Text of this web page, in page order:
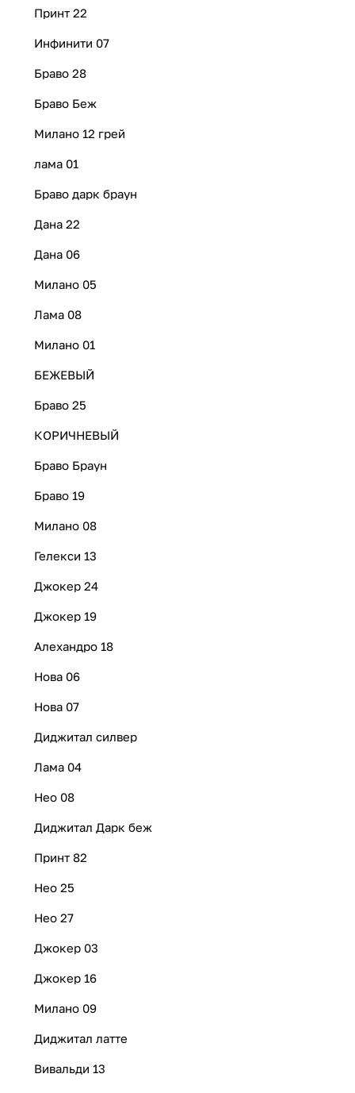
Принт 22
Инфинити 07
Браво 28
Браво Беж
Милано 12 грей
лама 01
Браво дарк браун
Дана 22
Дана 06
Милано 05
Лама 08
Милано 01
БЕЖЕВЫЙ
Браво 25
КОРИЧНЕВЫЙ
Браво Браун
Браво 19
Милано 08
Гелекси 13
Джокер 24
Джокер 19
Алехандро 18
Нова 06
Нова 07
Диджитал силвер
Лама 04
Нео 08
Диджитал Дарк беж
Принт 82
Нео 25
Нео 27
Джокер 03
Джокер 16
Милано 09
Диджитал латте
Вивальди 13